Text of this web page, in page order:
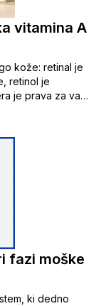
vitamina A
kože: retinal je
retinol je
je prava za vašo
fazi moške
ki dedno